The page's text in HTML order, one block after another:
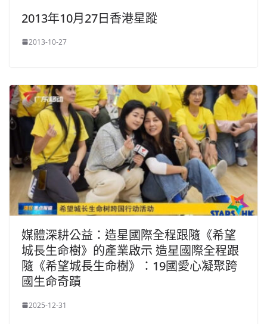
2013年10月27日香港星蹤
2013-10-27
媒體深耕公益：造星國際全程跟隨《希望
城長生命樹》的產業啟示 造星國際全程跟
隨《希望城長生命樹》：19國愛心凝聚跨
國生命奇蹟
2025-12-31